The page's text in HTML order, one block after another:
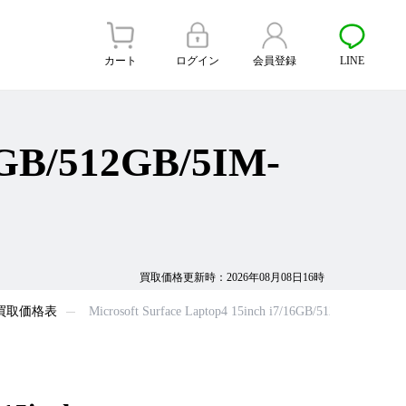
カート ログイン 会員登録 LINE
買取価格更新時：2026年08月08日16時
512GB/5IM-
取価格表 Microsoft Surface Laptop4 15inch i7/16GB/512GB/5IM-